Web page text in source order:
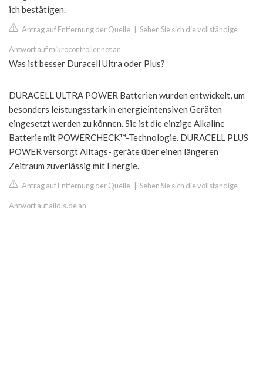
ich bestätigen.
Antrag auf Entfernung der Quelle Sehen Sie sich die vollständige
Antwort auf mikrocontroller.net an
Was ist besser Duracell Ultra oder Plus?
DURACELL ULTRA POWER Batterien wurden entwickelt, um
besonders leistungsstark in energieintensiven Geräten
eingesetzt werden zu können. Sie ist die einzige Alkaline
Batterie mit POWERCHECK™-Technologie. DURACELL PLUS
POWER versorgt Alltags- geräte über einen längeren
Zeitraum zuverlässig mit Energie.
Antrag auf Entfernung der Quelle Sehen Sie sich die vollständige
Antwort auf alldis.de an